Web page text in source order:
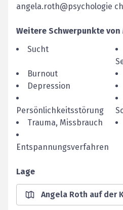
angela.roth@psychologie ch
Weitere Schwerpunkte von
Sucht
Burnout
Depression
Persönlichkeitsstörung
Trauma, Missbrauch
Entspannungsverfahren
Lage
Angela Roth auf der